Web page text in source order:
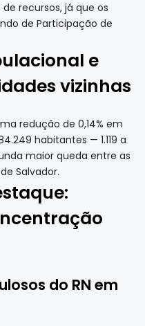
recursos, já que os
de Participação de
e
vizinhas
redução de 0,14% em
habitantes — 1.119 a
maior queda entre as
Salvador.
do RN em